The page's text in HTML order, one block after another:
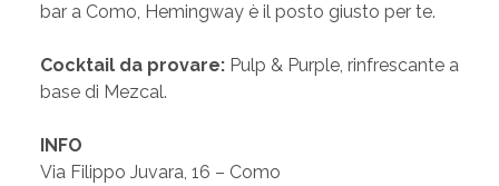
bar a Como, Hemingway è il posto giusto per te.
Cocktail da provare:Pulp & Purple, rinfrescante a
base di Mezcal.
INFO
Via Filippo Juvara, 16 – Como